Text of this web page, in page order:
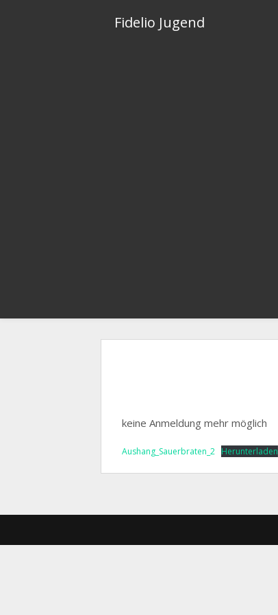
Fidelio Jugend
keine Anmeldung mehr möglich
Aushang_Sauerbraten_2 Herunterladen